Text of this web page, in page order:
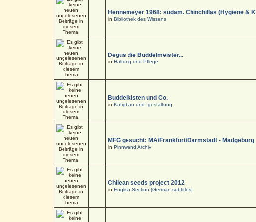
Hennemeyer 1968: südam. Chinchillas (Hygiene &
in Bibliothek des Wissens
Degus die Buddelmeister...
in Haltung und Pflege
Buddelkisten und Co.
in Käfigbau und -gestaltung
MFG gesucht: MA/Frankfurt/Darmstadt - Madgeburg
in Pinnwand Archiv
Chilean seeds project 2012
in English Section (German subtitles)